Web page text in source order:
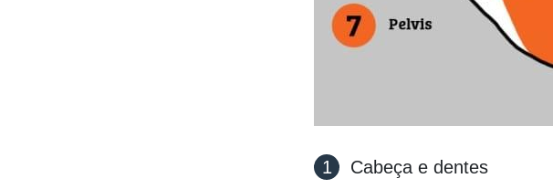
Cabeça e dentes